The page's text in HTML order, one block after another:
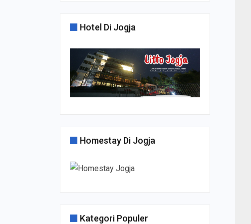
Hotel Di Jogja
Homestay Di Jogja
Kategori Populer